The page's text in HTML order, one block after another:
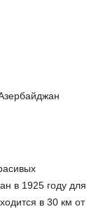
в 1925 году для
в 30 км от